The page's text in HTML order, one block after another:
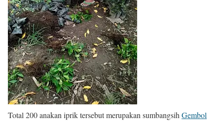
Total 200 anakan iprik tersebut merupakan sumbangsih Gembol